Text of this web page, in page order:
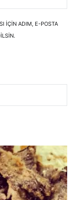
IÇIN ADIM, E-POSTA